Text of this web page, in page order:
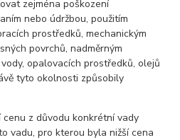
zejména poškození
nebo údržbou, použitím
prostředků, mechanickým
povrchů, nadměrným
opalovacích prostředků, olejů
tyto okolnosti způsobily
z důvodu konkrétní vady
vadu, pro kterou byla nižší cena